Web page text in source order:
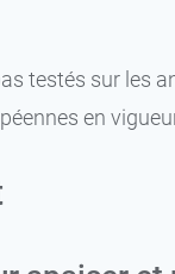
testés sur les
en